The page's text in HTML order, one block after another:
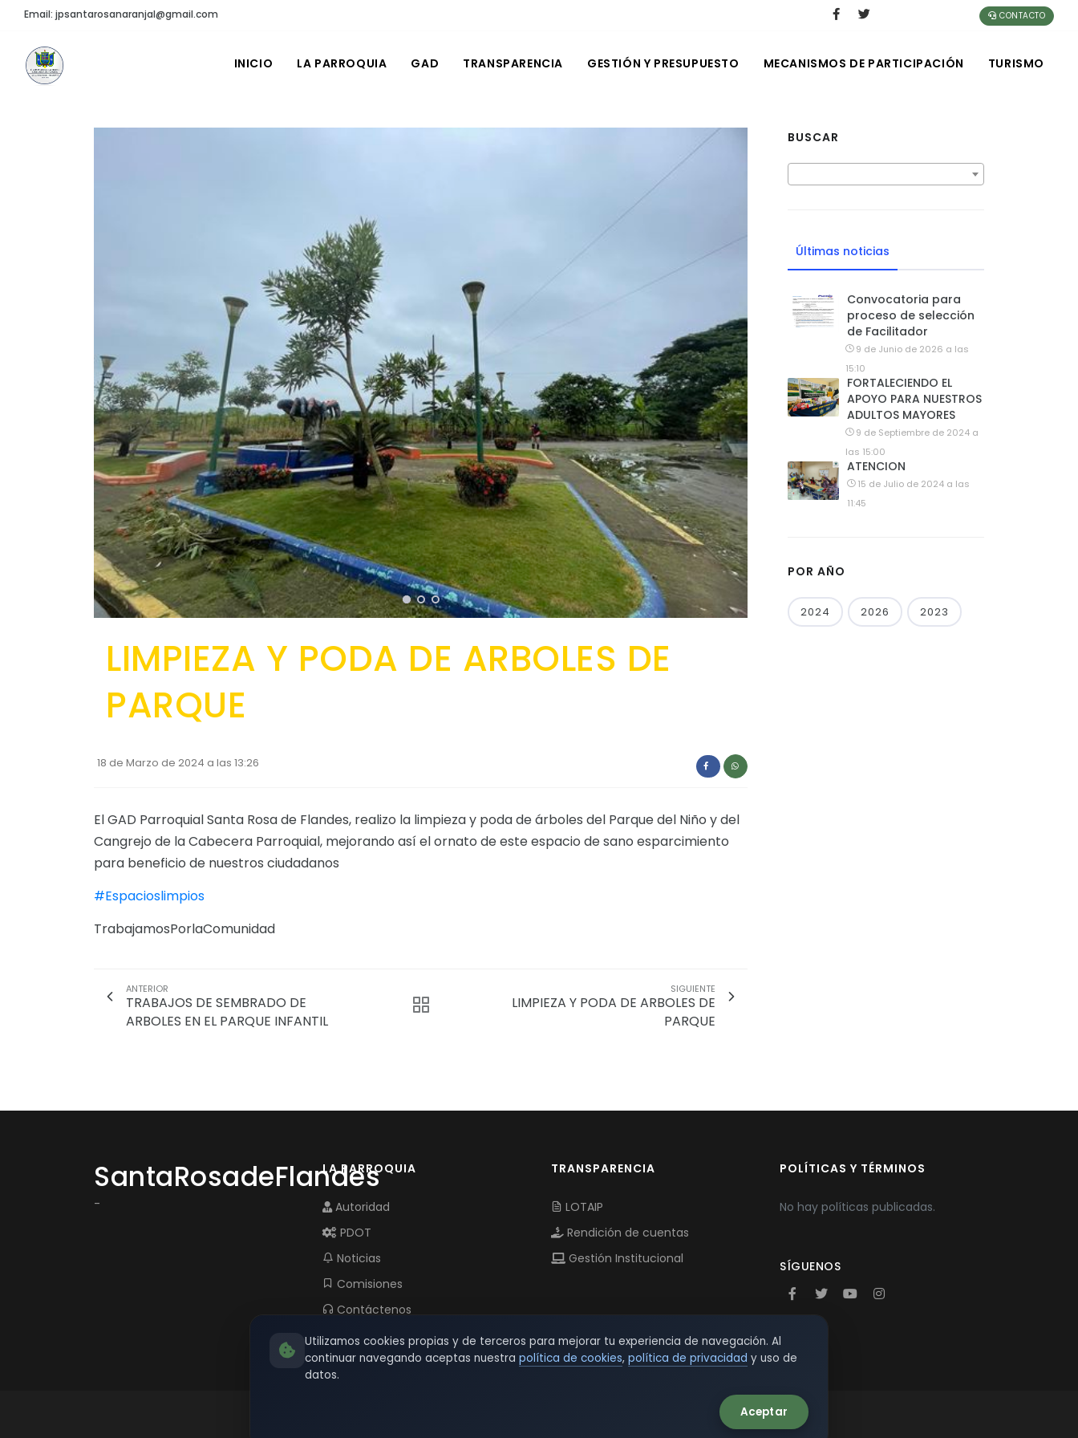
Email: jpsantarosanaranjal@gmail.com CONTACTO
INICIO LA PARROQUIA GAD TRANSPARENCIA GESTIÓN Y PRESUPUESTO MECANISMOS DE PARTICIPACIÓN TURISMO
LIMPIEZA Y PODA DE ARBOLES DE
PARQUE
18 de Marzo de 2024 a las 13:26
El GAD Parroquial Santa Rosa de Flandes, realizo la limpieza y poda de árboles del Parque del Niño y del
Cangrejo de la Cabecera Parroquial, mejorando así el ornato de este espacio de sano esparcimiento
para beneficio de nuestros ciudadanos
#Espacioslimpios
TrabajamosPorlaComunidad
ANTERIOR
TRABAJOS DE SEMBRADO DE
ARBOLES EN EL PARQUE INFANTIL
SIGUIENTE
LIMPIEZA Y PODA DE ARBOLES DE
PARQUE
BUSCAR
Últimas noticias
Convocatoria para
proceso de selección
de Facilitador
9 de Junio de 2026 a las
15:10
FORTALECIENDO EL
APOYO PARA NUESTROS
ADULTOS MAYORES
9 de Septiembre de 2024 a
las 15:00
ATENCION
15 de Julio de 2024 a las
11:45
POR AÑO
2024 2026 2023
SantaRosadeFlandes
-
LA PARROQUIA
Autoridad
PDOT
Noticias
Comisiones
Contáctenos
TRANSPARENCIA
LOTAIP
Rendición de cuentas
Gestión Institucional
POLÍTICAS Y TÉRMINOS
No hay políticas publicadas.
SÍGUENOS
Utilizamos cookies propias y de terceros para mejorar tu experiencia de navegación. Al
continuar navegando aceptas nuestra política de cookies, política de privacidad y uso de
datos.
Aceptar